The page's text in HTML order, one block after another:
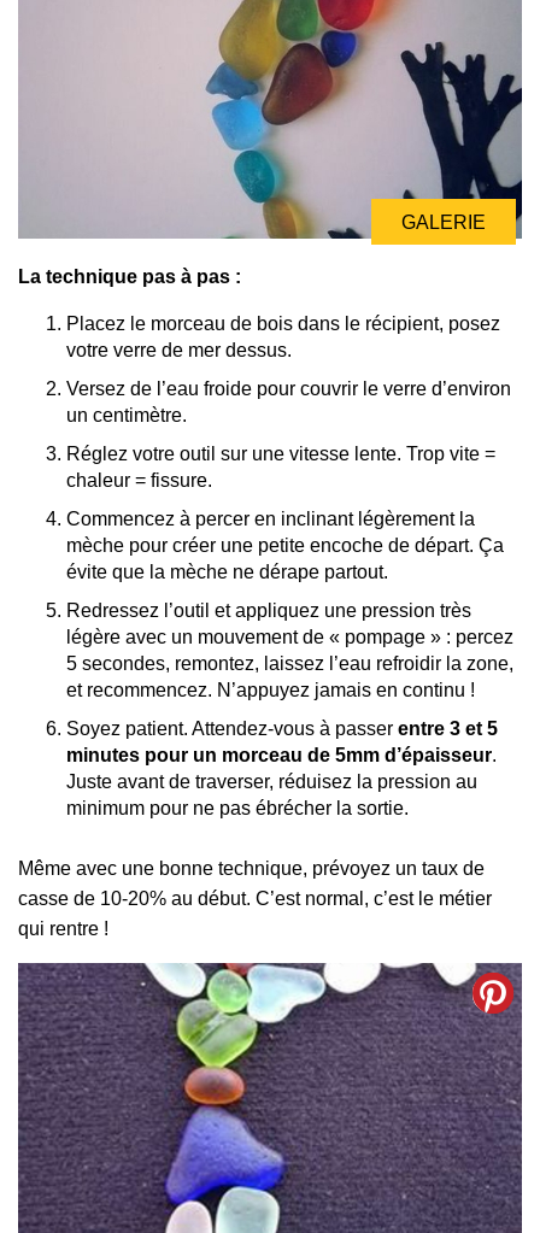
GALERIE
La technique pas à pas :
Placez le morceau de bois dans le récipient, posez
votre verre de mer dessus.
Versez de l’eau froide pour couvrir le verre d’environ
un centimètre.
Réglez votre outil sur une vitesse lente. Trop vite =
chaleur = fissure.
Commencez à percer en inclinant légèrement la
mèche pour créer une petite encoche de départ. Ça
évite que la mèche ne dérape partout.
Redressez l’outil et appliquez une pression très
légère avec un mouvement de « pompage » : percez
5 secondes, remontez, laissez l’eau refroidir la zone,
et recommencez. N’appuyez jamais en continu !
Soyez patient. Attendez-vous à passer entre 3 et 5
minutes pour un morceau de 5mm d’épaisseur.
Juste avant de traverser, réduisez la pression au
minimum pour ne pas ébrécher la sortie.
Même avec une bonne technique, prévoyez un taux de
casse de 10-20% au début. C’est normal, c’est le métier
qui rentre !